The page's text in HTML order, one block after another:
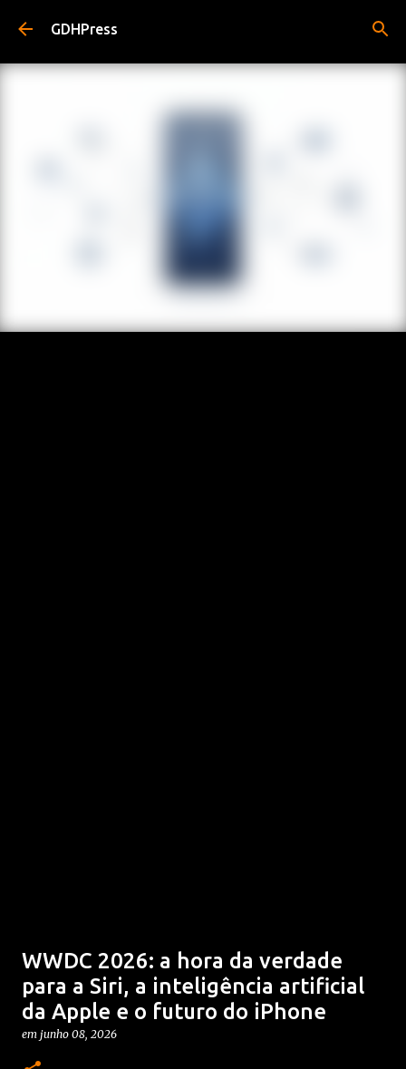
Pular para o conteúdo principal
GDHPress
WWDC 2026: a hora da verdade
para a Siri, a inteligência artificial
da Apple e o futuro do iPhone
em junho 08, 2026